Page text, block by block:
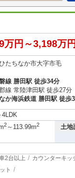
万円～3,198万円
たちなか市大字市毛
線 勝田駅 徒歩34分
線 常陸津田駅 徒歩27分
か海浜鉄道 勝田駅 徒歩
4LDK
2～113.99m2 土地
2台以上 カウンターキッ
ト